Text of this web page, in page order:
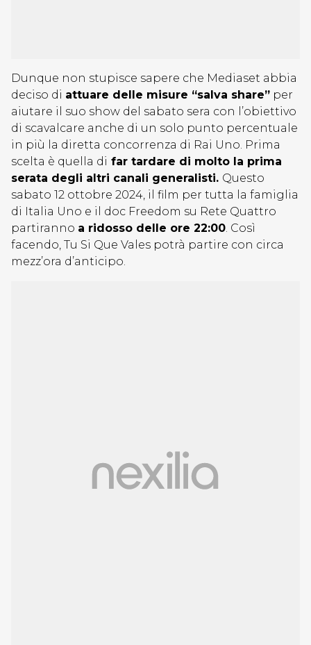
Dunque non stupisce sapere che Mediaset abbia
deciso di attuare delle misure “salva share” per
aiutare il suo show del sabato sera con l’obiettivo
di scavalcare anche di un solo punto percentuale
in più la diretta concorrenza di Rai Uno. Prima
scelta è quella di far tardare di molto la prima
serata degli altri canali generalisti. Questo
sabato 12 ottobre 2024, il film per tutta la famiglia
di Italia Uno e il doc Freedom su Rete Quattro
partiranno a ridosso delle ore 22:00. Così
facendo, Tu Si Que Vales potrà partire con circa
mezz’ora d’anticipo.